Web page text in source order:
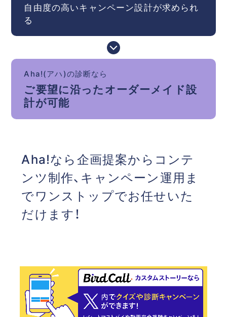
自由度の高いキャンペーン設計が求められ
る
Aha!(アハ)の診断なら
ご要望に沿ったオーダーメイド設
計が可能
Aha!なら企画提案からコンテ
ンツ制作、キャンペーン運用ま
でワンストップでお任せいた
だけます！